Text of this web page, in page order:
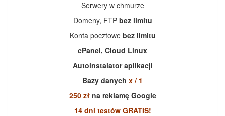
Serwery w chmurze
Domeny, FTPbez limitu
Konta pocztowebez limitu
cPanel, Cloud Linux
Autoinstalator aplikacji
Bazy danych x / 1
250 złna reklamę Google
14 dni testów GRATIS!